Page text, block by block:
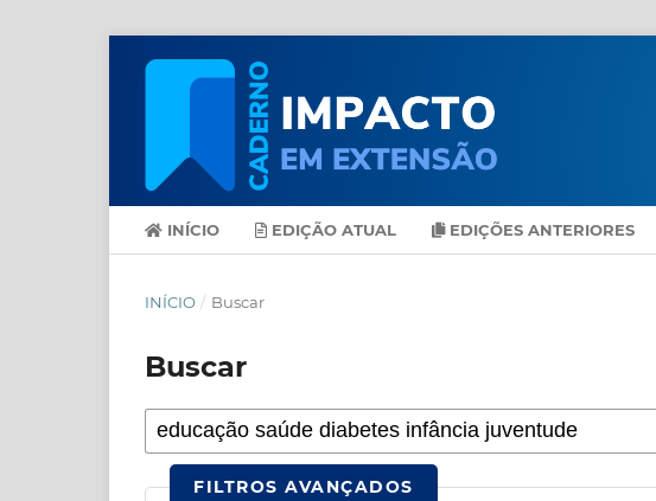
INÍCIO EDIÇÃO ATUAL EDIÇÕES ANTERIORES
INÍCIO / Buscar
Buscar
FILTROS AVANÇADOS